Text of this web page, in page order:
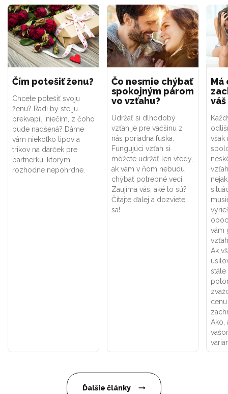
Čím potešiť ženu?
Chcete potešiť svoju
ženu? Radi by ste ju
prekvapili niečím, z čoho
bude nadšená? Dáme
vám niekoľko tipov a
trikov na darček pre
partnerku, ktorým
rozhodne nepohrdne.
Čo nesmie chýbať
spokojným párom
vo vzťahu?
Udržať si dlhodobý
vzťah je pre väčšinu z
nás poriadna fuška.
Fungujúci vzťah si
môžete udržať len vtedy,
ak vám v ňom nebudú
chýbať potrebné veci.
Zaujíma vás, aké to sú?
Čítajte ďalej a dozviete
sa!
Má
váš
však
vám
Ak
stále
Ako,
Ďalšie články